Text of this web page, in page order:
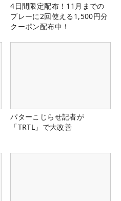
4日間限定配布！11月までの
プレーに2回使える1,500円分
クーポン配布中！
パターこじらせ記者が
「TRTL」で大改善